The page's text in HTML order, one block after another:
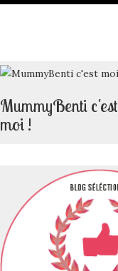
MummyBenti c'est
moi !